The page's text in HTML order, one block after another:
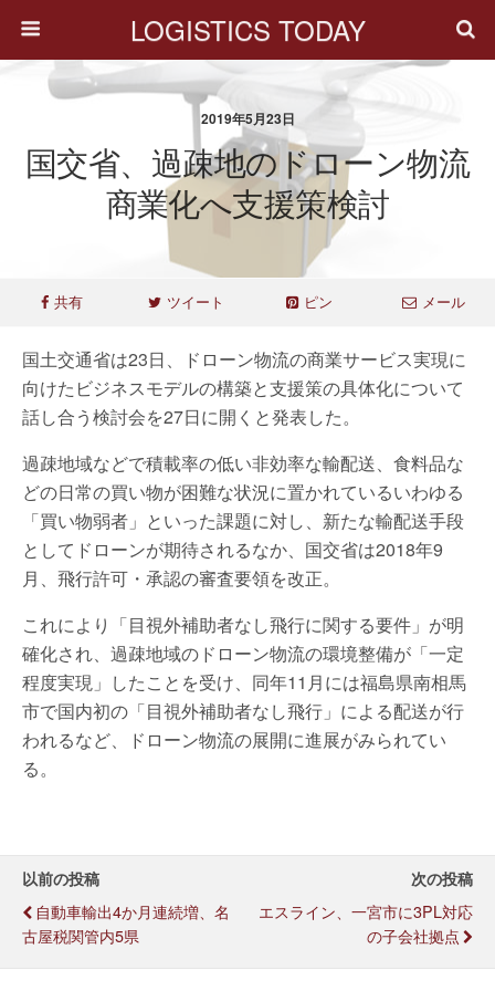
LOGISTICS TODAY
2019年5月23日
国交省、過疎地のドローン物流
商業化へ支援策検討
共有 ツイート ピン メール
国土交通省は23日、ドローン物流の商業サービス実現に
向けたビジネスモデルの構築と支援策の具体化について
話し合う検討会を27日に開くと発表した。
過疎地域などで積載率の低い非効率な輸配送、食料品な
どの日常の買い物が困難な状況に置かれているいわゆる
「買い物弱者」といった課題に対し、新たな輸配送手段
としてドローンが期待されるなか、国交省は2018年9
月、飛行許可・承認の審査要領を改正。
これにより「目視外補助者なし飛行に関する要件」が明
確化され、過疎地域のドローン物流の環境整備が「一定
程度実現」したことを受け、同年11月には福島県南相馬
市で国内初の「目視外補助者なし飛行」による配送が行
われるなど、ドローン物流の展開に進展がみられてい
る。
以前の投稿
自動車輸出4か月連続増、名
古屋税関管内5県
次の投稿
エスライン、一宮市に3PL対応
の子会社拠点